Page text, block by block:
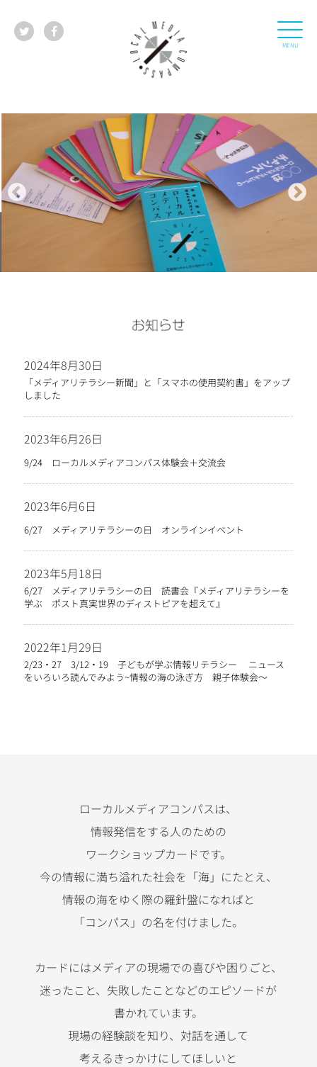
2024年8月30日
「メディアリテラシー新聞」と「スマホの使用契約書」をアップ
しました
2023年6月26日
9/24 ローカルメディアコンパス体験会＋交流会
2023年6月6日
6/27 メディアリテラシーの日 オンラインイベント
2023年5月18日
6/27 メディアリテラシーの日 読書会『メディアリテラシーを
学ぶ ポスト真実世界のディストピアを超えて』
2022年1月29日
2/23・27 3/12・19 子どもが学ぶ情報リテラシー ニュース
をいろいろ読んでみよう~情報の海の泳ぎ方 親子体験会〜
ローカルメディアコンパスは、
情報発信をする人のための
ワークショップカードです。
今の情報に満ち溢れた社会を「海」にたとえ、
情報の海をゆく際の羅針盤になればと
「コンパス」の名を付けました。
カードにはメディアの現場での喜びや困りごと、
迷ったこと、 失敗したことなどのエピソードが
書かれています。
現場の経験談を知り、 対話を通して
考えるきっかけにしてほしいと